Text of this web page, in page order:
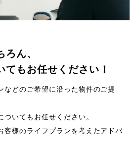
ん、
てもお任せください！
などのご希望に沿った物件のご提
いてもお任せください。
客様のライフプランを考えたアドバ